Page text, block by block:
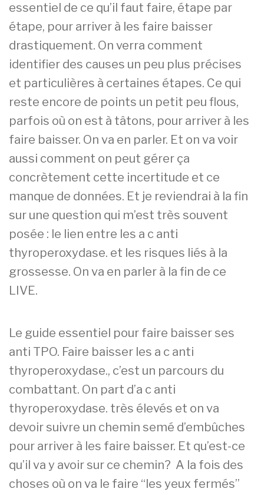
essentiel de ce qu’il faut faire, étape par
étape, pour arriver à les faire baisser
drastiquement. On verra comment
identifier des causes un peu plus précises
et particulières à certaines étapes. Ce qui
reste encore de points un petit peu flous,
parfois où on est à tâtons, pour arriver à les
faire baisser. On va en parler. Et on va voir
aussi comment on peut gérer ça
concrètement cette incertitude et ce
manque de données. Et je reviendrai à la fin
sur une question qui m’est très souvent
posée : le lien entre les a c anti
thyroperoxydase. et les risques liés à la
grossesse. On va en parler à la fin de ce
LIVE.
Le guide essentiel pour faire baisser ses
anti TPO. Faire baisser les a c anti
thyroperoxydase., c’est un parcours du
combattant. On part d’a c anti
thyroperoxydase. très élevés et on va
devoir suivre un chemin semé d’embûches
pour arriver à les faire baisser. Et qu’est-ce
qu’il va y avoir sur ce chemin? A la fois des
choses où on va le faire “les yeux fermés”